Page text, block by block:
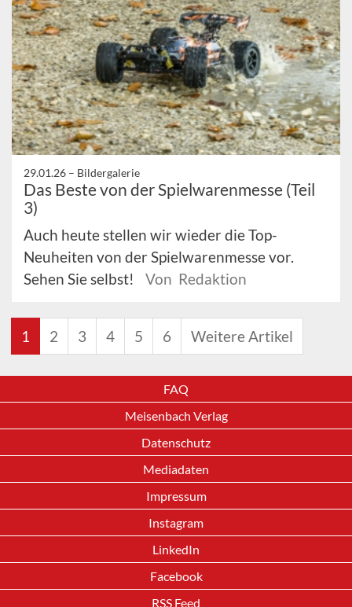
29.01.26 – Bildergalerie
Das Beste von der Spielwarenmesse (Teil
3)
Auch heute stellen wir wieder die Top-
Neuheiten von der Spielwarenmesse vor.
Sehen Sie selbst!
Von Redaktion
1 2 3 4 5 6 Weitere Artikel
FAQ
Meisenbach Verlag
Datenschutz
Mediadaten
Impressum
Instagram
LinkedIn
Facebook
RSS Feed